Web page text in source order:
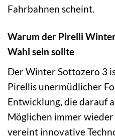
Fahrbahnen scheint.
Warum der Pirelli
Wahl sein sollte
Der Winter Sottozero 3
Pirellis unermüdlicher
Entwicklung, die darauf
Möglichen immer
vereint innovative